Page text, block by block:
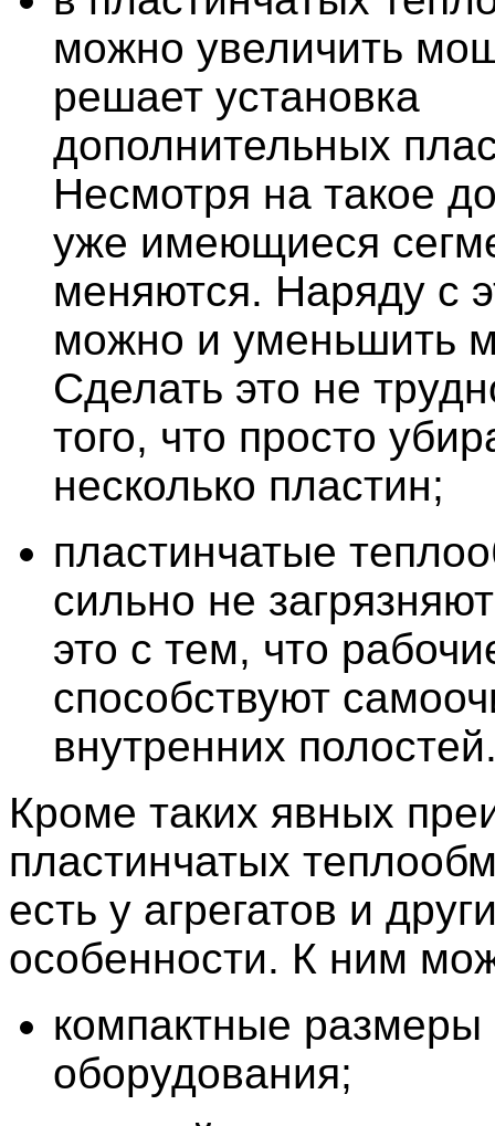
можно увеличить
решает установка
дополнительных
Несмотря на такое
уже имеющиеся
меняются. Наряду с
можно и уменьшить
Сделать это не
того, что просто
несколько пластин;
пластинчатые
сильно не
это с тем, что
способствуют
внутренних
Кроме таких явных
пластинчатых
есть у агрегатов и
особенности. К ним
компактные размеры
оборудования;